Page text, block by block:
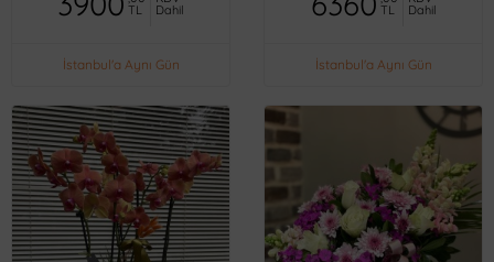
TL Dahil
İstanbul'a Aynı Gün
TL Dahil
İstanbul'a Aynı Gün